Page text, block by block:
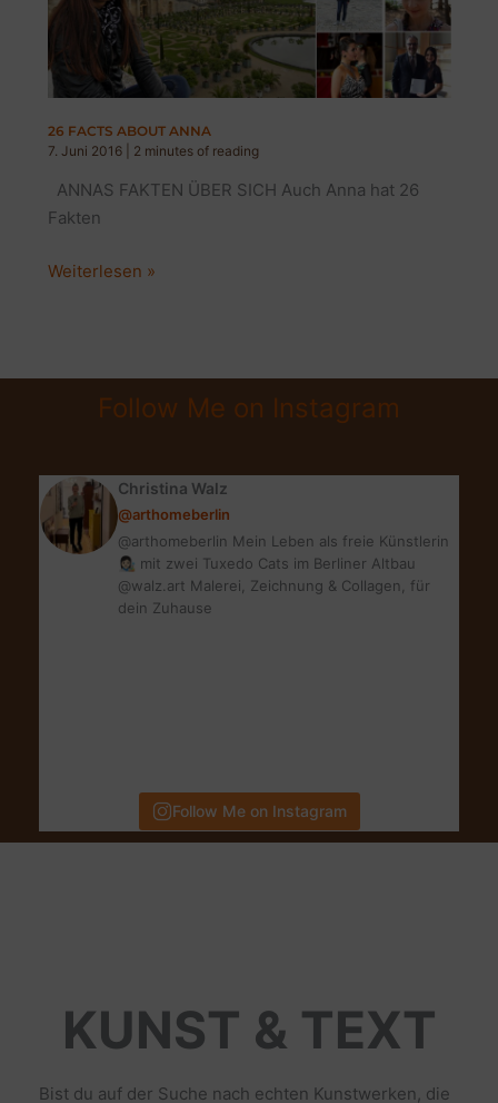
ABOUT
26 FACTS ABOUT ANNA
7. Juni 2016
2 minutes of reading
ANNAS FAKTEN ÜBER SICH Auch Anna hat 26
Fakten
26
Weiterlesen »
Follow Me on Instagram
Christina Walz
@arthomeberlin
@arthomeberlin Mein Leben als freie Künstlerin
👩🏻‍🎨 mit zwei Tuxedo Cats im Berliner Altbau
@walz.art Malerei, Zeichnung & Collagen, für
dein Zuhause
Follow Me on Instagram
KUNST & TEXT
Bist du auf der Suche nach echten Kunstwerken, die